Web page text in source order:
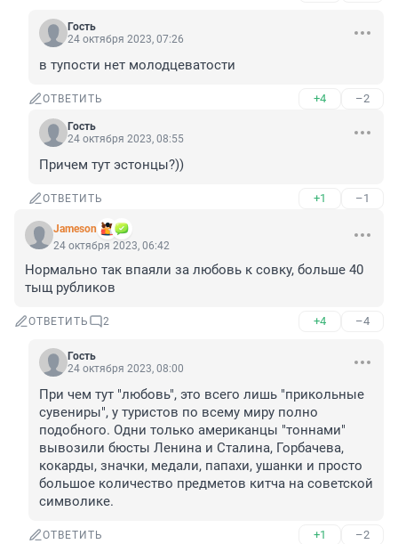
Гость
24 октября 2023, 07:26
в тупости нет молодцеватости
ОТВЕТИТЬ +4 –2
Гость
24 октября 2023, 08:55
Причем тут эстонцы?))
ОТВЕТИТЬ +1 –1
Jameson
24 октября 2023, 06:42
Нормально так впаяли за любовь к совку, больше 40
тыщ рубликов
ОТВЕТИТЬ 2 +4 –4
Гость
24 октября 2023, 08:00
При чем тут "любовь", это всего лишь "прикольные
сувениры", у туристов по всему миру полно
подобного. Одни только американцы "тоннами"
вывозили бюсты Ленина и Сталина, Горбачева,
кокарды, значки, медали, папахи, ушанки и просто
большое количество предметов китча на советской
символике.
ОТВЕТИТЬ +1 –2